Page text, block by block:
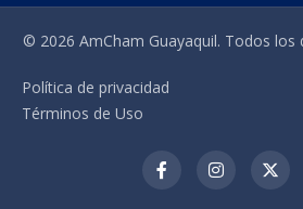
© 2026 AmCham Guayaquil. Todos los
Política de privacidad
Términos de Uso